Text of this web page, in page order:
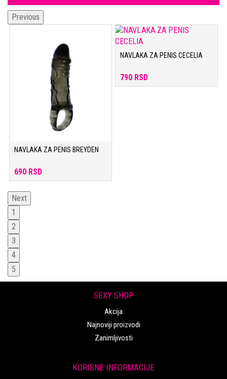
Previous
NAVLAKA ZA PENIS BREYDEN
690 RSD
NAVLAKA ZA PENIS CECELIA
790 RSD
Next
1
2
3
4
5
SEXY SHOP
Akcija
Najnoviji proizvodi
Zanimljivosti
KORISNE INFORMACIJE